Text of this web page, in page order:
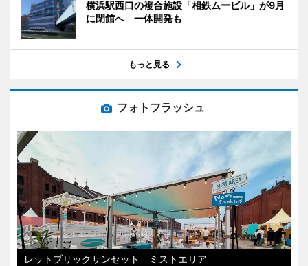
横浜駅西口の複合施設「相鉄ムービル」が9月
に閉館へ 一体開発も
もっと見る
フォトフラッシュ
レットブリックサンセット ミストエリア